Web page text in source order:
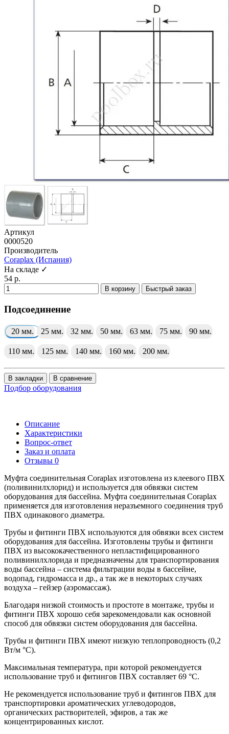
Артикул
0000520
Производитель
Coraplax (Испания)
На складе ✓
54 р.
В корзину Быстрый заказ
Подсоединение
20 мм. 25 мм. 32 мм. 50 мм. 63 мм. 75 мм. 90 мм.
110 мм. 125 мм. 140 мм. 160 мм. 200 мм.
В закладки В сравнение
Подбор оборудования
Описание
Характеристики
Вопрос-ответ
Заказ и оплата
Отзывы 0
Муфта соединительная Coraplax изготовлена из клеевого ПВХ
(поливинилхлорид) и используется для обвязки систем
оборудования для бассейна. Муфта соединительная Coraplax
применяется для изготовления неразъемного соединения труб
ПВХ одинакового диаметра.
Трубы и фитинги ПВХ используются для обвязки всех систем
оборудования для бассейна. Изготовлены трубы и фитинги
ПВХ из высококачественного непластифицированного
поливинилхлорида и предназначены для транспортирования
воды бассейна – система фильтрации воды в бассейне,
водопад, гидромасса и др., а так же в некоторых случаях
воздуха – гейзер (аэромассаж).
Благодаря низкой стоимость и простоте в монтаже, трубы и
фитинги ПВХ хорошо себя зарекомендовали как основной
способ для обвязки систем оборудования для бассейна.
Трубы и фитинги ПВХ имеют низкую теплопроводность (0,2
Вт/м °С).
Максимальная температура, при которой рекомендуется
использование труб и фитингов ПВХ составляет 69 °С.
Не рекомендуется использование труб и фитингов ПВХ для
транспортировки ароматических углеводородов,
органических растворителей, эфиров, а так же
концентрированных кислот.